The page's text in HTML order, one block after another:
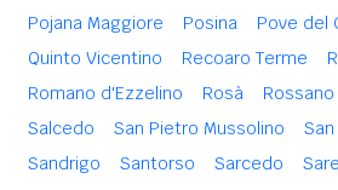
Pojana Maggiore
Posina Pove del
Quinto Vicentino
Recoaro Terme
Romano d'Ezzelino
Rosà
Salcedo
San Pietro Mussolino
Sandrigo
Santorso Sarcedo